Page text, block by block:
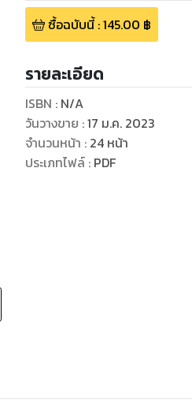
ซื้อฉบับนี้:145.00 ฿
รายละเอียด
ISBN : N/A
วันวางขาย :17 ม.ค. 2023
จำนวนหน้า : 24 หน้า
ประเภทไฟล์: PDF